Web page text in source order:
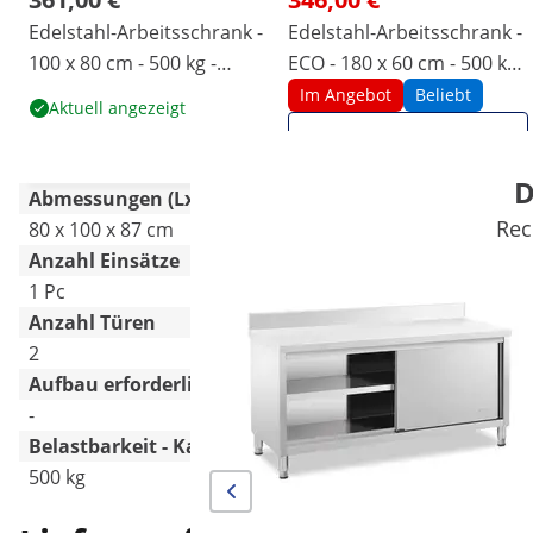
Edelstahl-Arbeitsschrank -
100 x 80 cm - 500 kg -
Royal Catering
Aktuell angezeigt
Edelstahl-Arbeitsschrank -
ECO - 180 x 60 cm - 500 kg -
Aufkantung - Royal
Catering
Im Angebot Beliebt
Abmessungen (LxBxH)
80 x 100 x 87 cm
Anzahl Einsätze
1 Pc
Anzahl Türen
2
2
Aufbau erforderlich
-
Ja
Belastbarkeit - Kapazität max.
500 kg
500 kg